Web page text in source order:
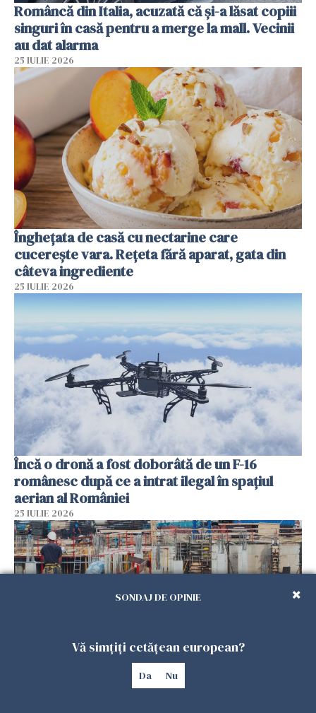
Româncă din Italia, acuzată că și-a lăsat copiii
singuri în casă pentru a merge la mall. Vecinii
au dat alarma
25 IULIE 2026
Înghețata de casă cu nectarine care
cucerește vara. Rețeta fără aparat, gata din
câteva ingrediente
25 IULIE 2026
Încă o dronă a fost doborâtă de un F-16
românesc după ce a intrat ilegal în spațiul
aerian al României
25 IULIE 2026
Se caută urgent români pentru șantiere din
SONDAJ DE OPINIE
Vă simțiți cetățean european?
Da Nu